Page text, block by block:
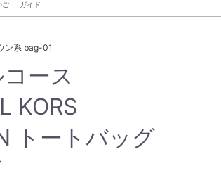
ご ガイド
ン系 bag-01
ース
KORS
トートバッグ